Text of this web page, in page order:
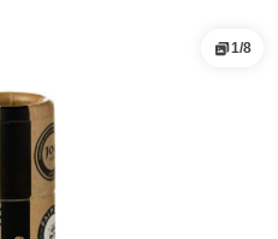
1/8